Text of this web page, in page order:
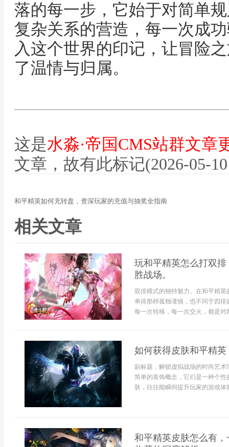
落的每一步，它始于对简单
复杂关系的营造，每一次成
入这个世界的印记，让冒险
了温情与归属。
这是水淼·帝国CMS站群文章
文章，故有此标记(2026-05-
和平精英如何充转盘，资深玩家的充值与抽奖全指南
相关文章
玩和平精英怎么打双
胜战场。
双排模式的独特魅力。在和平精
单排那样孤独谨慎，也不同于四
每一次转移，每一次交火，都是
如何获得皮肤和平精
副标题，解锁虚拟战场的时尚艺
简单的装饰概念，它们是一种个
肤，往往能瞬间提升玩家的游戏
和平精英皮肤怎么有